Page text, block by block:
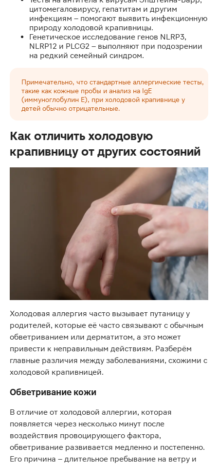
цитомегаловирусу, гепатитам и другим
инфекциям – помогают выявить инфекционную
природу холодовой крапивницы.
Генетическое исследование генов NLRP3,
NLRP12 и PLCG2 – выполняют при подозрении
на редкий семейный синдром.
Примечательно, что стандартные аллергические тесты,
такие как кожные пробы и анализ на IgE
(иммуноглобулин Е), при холодовой крапивнице у
детей обычно отрицательные.
Как отличить холодовую
крапивницу от других состояний
Холодовая аллергия часто вызывает путаницу у
родителей, которые её часто связывают с обычным
обветриванием или дерматитом, а это может
привести к неправильным действиям. Разберём
главные различия между заболеваниями, схожими с
холодовой крапивницей.
Обветривание кожи
В отличие от холодовой аллергии, которая
появляется через несколько минут после
воздействия провоцирующего фактора,
обветривание развивается медленно и постепенно.
Его причина – длительное пребывание на ветру и